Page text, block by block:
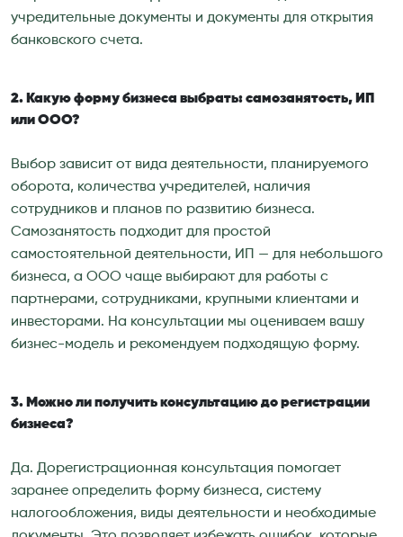
учредительные документы и документы для открытия
банковского счета.
2. Какую форму бизнеса выбрать: самозанятость, ИП
или ООО?
Выбор зависит от вида деятельности, планируемого
оборота, количества учредителей, наличия
сотрудников и планов по развитию бизнеса.
Самозанятость подходит для простой
самостоятельной деятельности, ИП — для небольшого
бизнеса, а ООО чаще выбирают для работы с
партнерами, сотрудниками, крупными клиентами и
инвесторами. На консультации мы оцениваем вашу
бизнес-модель и рекомендуем подходящую форму.
3. Можно ли получить консультацию до регистрации
бизнеса?
Да. Дорегистрационная консультация помогает
заранее определить форму бизнеса, систему
налогообложения, виды деятельности и необходимые